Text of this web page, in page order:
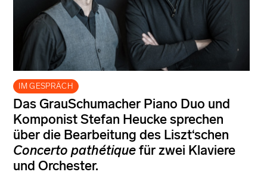
IM GESPRÄCH
Das GrauSchumacher Piano Duo und
Komponist Stefan Heucke sprechen
über die Bearbeitung des Liszt‘schen
Concerto pathétiquefür zwei Klaviere
und Orchester.